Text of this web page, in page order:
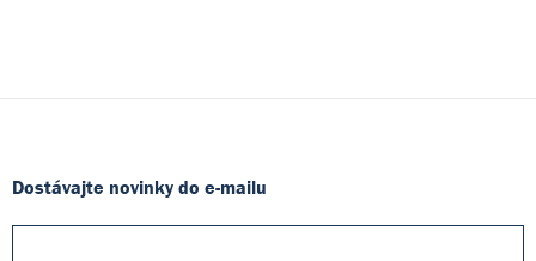
Dostávajte novinky do e-mailu